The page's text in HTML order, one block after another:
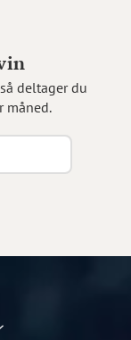
deltager du
måned.